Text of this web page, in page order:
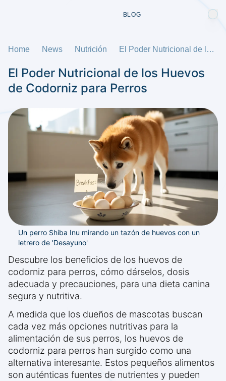
BLOG
Home News Nutrición El Poder Nutricional de los Huevos de Codorniz para Perros
El Poder Nutricional de los Huevos
de Codorniz para Perros
Un perro Shiba Inu mirando un tazón de huevos con un
letrero de 'Desayuno'
Descubre los beneficios de los huevos de
codorniz para perros, cómo dárselos, dosis
adecuada y precauciones, para una dieta canina
segura y nutritiva.
A medida que los dueños de mascotas buscan
cada vez más opciones nutritivas para la
alimentación de sus perros, los huevos de
codorniz para perros han surgido como una
alternativa interesante. Estos pequeños alimentos
son auténticas fuentes de nutrientes y pueden